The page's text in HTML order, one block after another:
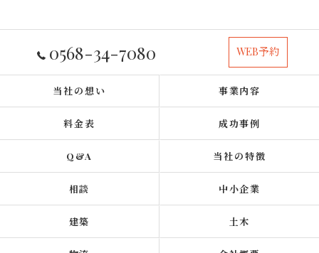
0568-34-7080 WEB予約
当社の想い 事業内容
料金表 成功事例
Q&A 当社の特徴
相談 中小企業
建築 土木